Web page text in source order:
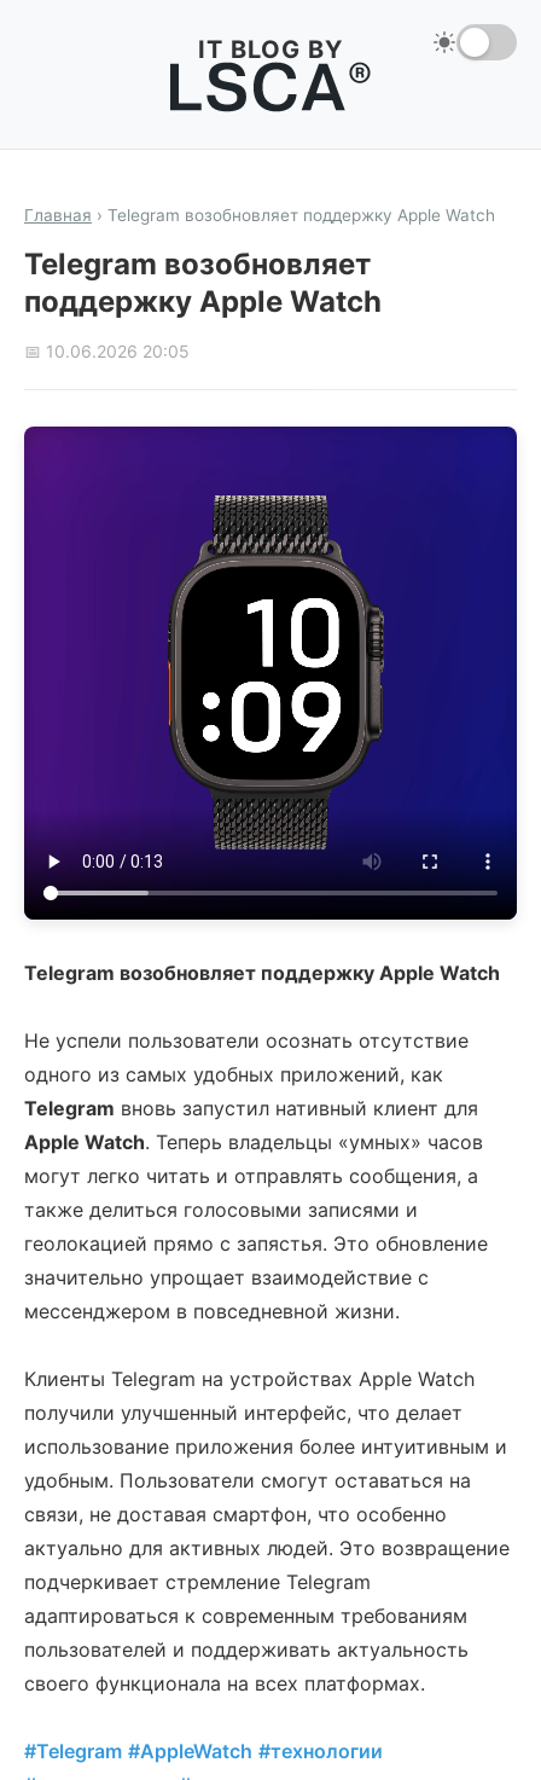
IT BLOG BY
Главная › Telegram возобновляет поддержку Apple Watch
Telegram возобновляет
поддержку Apple Watch
📅 10.06.2026 20:05
Telegram возобновляет поддержку Apple Watch
Не успели пользователи осознать отсутствие
одного из самых удобных приложений, как
Telegram вновь запустил нативный клиент для
Apple Watch. Теперь владельцы «умных» часов
могут легко читать и отправлять сообщения, а
также делиться голосовыми записями и
геолокацией прямо с запястья. Это обновление
значительно упрощает взаимодействие с
мессенджером в повседневной жизни.
Клиенты Telegram на устройствах Apple Watch
получили улучшенный интерфейс, что делает
использование приложения более интуитивным и
удобным. Пользователи смогут оставаться на
связи, не доставая смартфон, что особенно
актуально для активных людей. Это возвращение
подчеркивает стремление Telegram
адаптироваться к современным требованиям
пользователей и поддерживать актуальность
своего функционала на всех платформах.
#Telegram #AppleWatch #технологии